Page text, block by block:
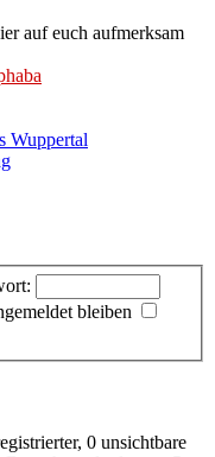
auf euch aufmerksam
Wuppertal
bleiben
0 unsichtbare